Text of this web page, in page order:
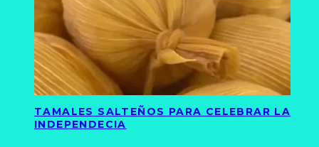
TAMALES SALTEÑOS PARA CELEBRAR LA
INDEPENDECIA